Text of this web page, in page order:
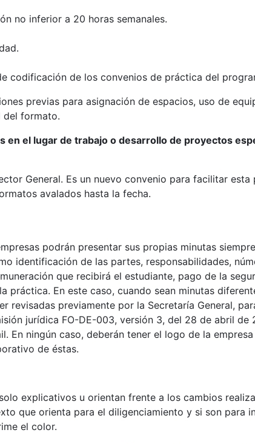
no inferior a 20 horas semanales.
codificación de los convenios de práctica del
previas para asignación de espacios, uso de
del formato.
en el lugar de trabajo o desarrollo de proyectos
General. Es un nuevo convenio para facilitar esta
avalados hasta la fecha.
podrán presentar sus propias minutas
identificación de las partes, responsabilidades,
que recibirá el estudiante, pago de la
práctica. En este caso, cuando sean minutas
revisadas previamente por la Secretaría General,
jurídica FO-DE-003, versión 3, del 28 de abril de
En ningún caso, deberán tener el logo de la
de éstas.
explicativos u orientan frente a los cambios
que orienta para el diligenciamiento y si son para
el color.